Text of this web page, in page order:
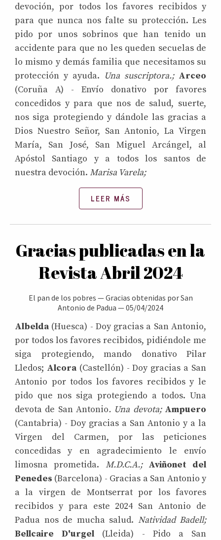
devoción, por todos los favores recibidos y
para que nunca nos falte su protección. Les
pido por unos sobrinos que han tenido un
accidente para que no les queden secuelas de
lo mismo y demás familia que necesitamos su
protección y ayuda. Una suscriptora.; Arceo
(Coruña A) - Envío donativo por favores
concedidos y para que nos de salud, suerte,
nos siga protegiendo y dándole las gracias a
Dios Nuestro Señor, San Antonio, La Virgen
María, San José, San Miguel Arcángel, al
Apóstol Santiago y a todos los santos de
nuestra devoción. Marisa Varela;
LEER MÁS
Gracias publicadas en la
Revista Abril 2024
El pan de los pobres —Gracias obtenidas por San
Antonio de Padua —05/04/2024
Albelda (Huesca) - Doy gracias a San Antonio,
por todos los favores recibidos, pidiéndole me
siga protegiendo, mando donativo Pilar
Lledos; Alcora(Castellón) - Doy gracias a San
Antonio por todos los favores recibidos y le
pido que nos siga protegiendo a todos. Una
devota de San Antonio. Una devota; Ampuero
(Cantabria) - Doy gracias a San Antonio y a la
Virgen del Carmen, por las peticiones
concedidas y en agradecimiento le envío
limosna prometida. M.D.C.A.; Aviñonet del
Penedes (Barcelona) - Gracias a San Antonio y
a la virgen de Montserrat por los favores
recibidos y para este 2024 San Antonio de
Padua nos de mucha salud. Natividad Badell;
Bellcaire D'urgel (Lleida) - Pido a San